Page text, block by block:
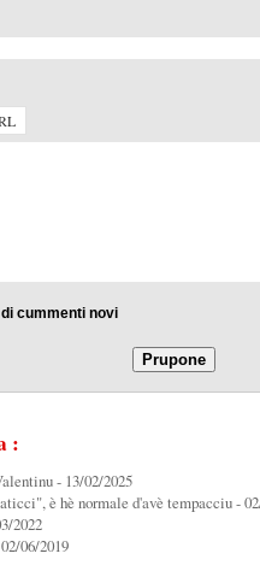
cummenti novi
:
- 13/02/2025
è hè normale d'avè tempacciu-
2022
06/2019